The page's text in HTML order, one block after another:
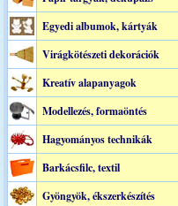
Egyedi albumok, kártyák
Virágkötészeti dekorációk
Kreatív alapanyagok
Modellezés, formaöntés
Hagyományos technikák
Barkácsfilc, textil
Gyöngyök, ékszerkészítés